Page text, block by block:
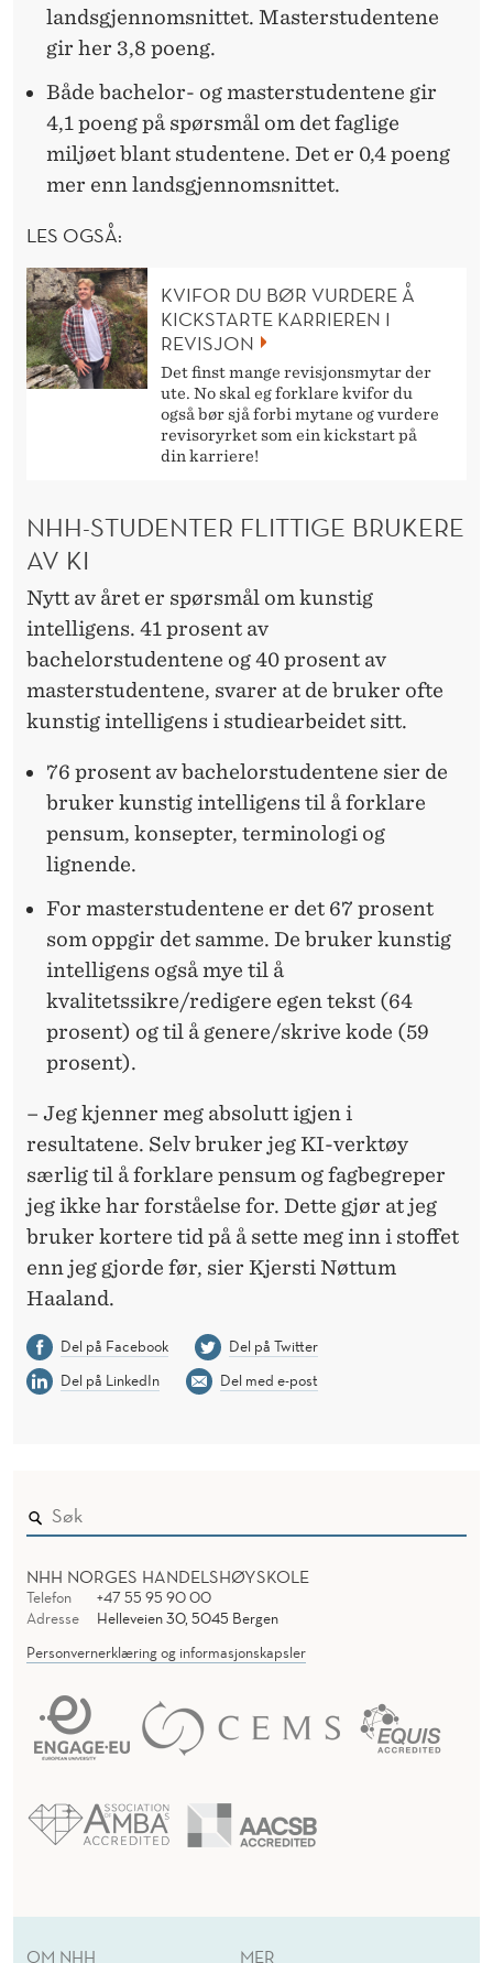
landsgjennomsnittet. Masterstudentene
gir her 3,8 poeng.
Både bachelor- og masterstudentene gir
4,1 poeng på spørsmål om det faglige
miljøet blant studentene. Det er 0,4 poeng
mer enn landsgjennomsnittet.
LES OGSÅ:
KVIFOR DU BØR VURDERE Å
KICKSTARTE KARRIEREN I
REVISJON
Det finst mange revisjonsmytar der
ute. No skal eg forklare kvifor du
også bør sjå forbi mytane og vurdere
revisoryrket som ein kickstart på
din karriere!
NHH-STUDENTER FLITTIGE BRUKERE
AV KI
Nytt av året er spørsmål om kunstig
intelligens. 41 prosent av
bachelorstudentene og 40 prosent av
masterstudentene, svarer at de bruker ofte
kunstig intelligens i studiearbeidet sitt.
76 prosent av bachelorstudentene sier de
bruker kunstig intelligens til å forklare
pensum, konsepter, terminologi og
lignende.
For masterstudentene er det 67 prosent
som oppgir det samme. De bruker kunstig
intelligens også mye til å
kvalitetssikre/redigere egen tekst (64
prosent) og til å genere/skrive kode (59
prosent).
– Jeg kjenner meg absolutt igjen i
resultatene. Selv bruker jeg KI-verktøy
særlig til å forklare pensum og fagbegreper
jeg ikke har forståelse for. Dette gjør at jeg
bruker kortere tid på å sette meg inn i stoffet
enn jeg gjorde før, sier Kjersti Nøttum
Haaland.
Del på Facebook
Del på Twitter
Del på LinkedIn
Del med e-post
NHH NORGES HANDELSHØYSKOLE
Telefon
+47 55 95 90 00
Adresse
Helleveien 30, 5045 Bergen
Personvernerklæring og informasjonskapsler
OM NHH MER